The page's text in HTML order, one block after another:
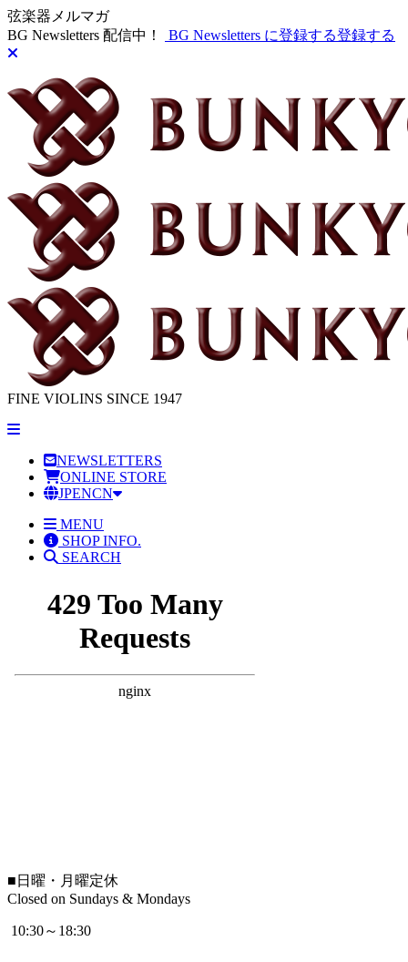
弦楽器メルマガ
BG Newsletters 配信中！
BG Newsletters に登録する登録する
FINE VIOLINS SINCE 1947
NEWSLETTERS
ONLINE STORE
JPENCN
MENU
SHOP INFO.
SEARCH
■ 日曜・月曜定休
Closed on Sundays & Mondays
10:30～18:30